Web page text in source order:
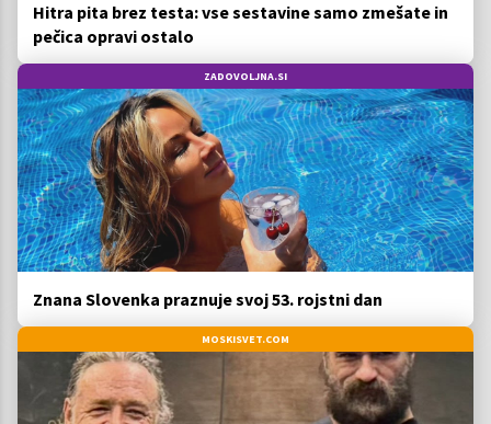
Hitra pita brez testa: vse sestavine samo zmešate in
pečica opravi ostalo
ZADOVOLJNA.SI
Znana Slovenka praznuje svoj 53. rojstni dan
MOSKISVET.COM